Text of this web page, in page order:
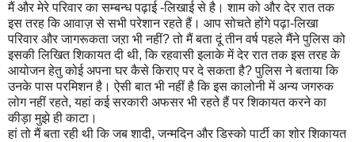
मैं और मेरे परिवार का सम्बन्ध पढ़ाई -लिखाई से है। शाम को और देर रात तक
इस तरह कि आवाज़ से सभी परेशान रहते हैं। आप सोचते होंगे पढ़ा-लिखा
परिवार और जागरूकता जऱा भी नहीं? तो मैं बता दूं तीन वर्ष पहले मैंने पुलिस को
इसकी लिखित शिकायत दी थी, कि रहवासी इलाके में देर रात तक इस तरह के
आयोजन हेतु कोई अपना घर कैसे किराए पर दे सकता है? पुलिस ने बताया कि
उनके पास परमिशन है। ऐसी बात भी नहीं है कि इस कालोनी में अन्य जगरुक
लोग नहीं रहते, यहां कई सरकारी अफसर भी रहते हैं पर शिकायत करने का
कीड़ा मुझे ही काटा।
हां तो मैं बता रही थी कि जब शादी, जन्मदिन और डिस्को पार्टी का शोर शिकायत